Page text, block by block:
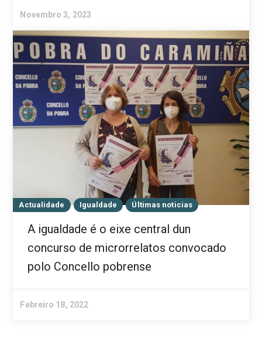
Novembro 3, 2023
Actualidade Igualdade Últimas noticias
A igualdade é o eixe central dun
concurso de microrrelatos convocado
polo Concello pobrense
Febreiro 18, 2022